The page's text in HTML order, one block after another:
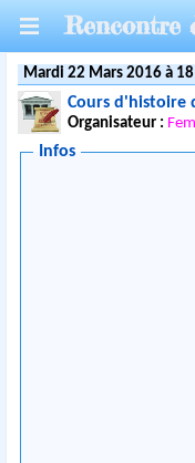
Rencontre
Mardi 22 Mars 2016 à
Cours d'histoire
Organisateur :
Infos